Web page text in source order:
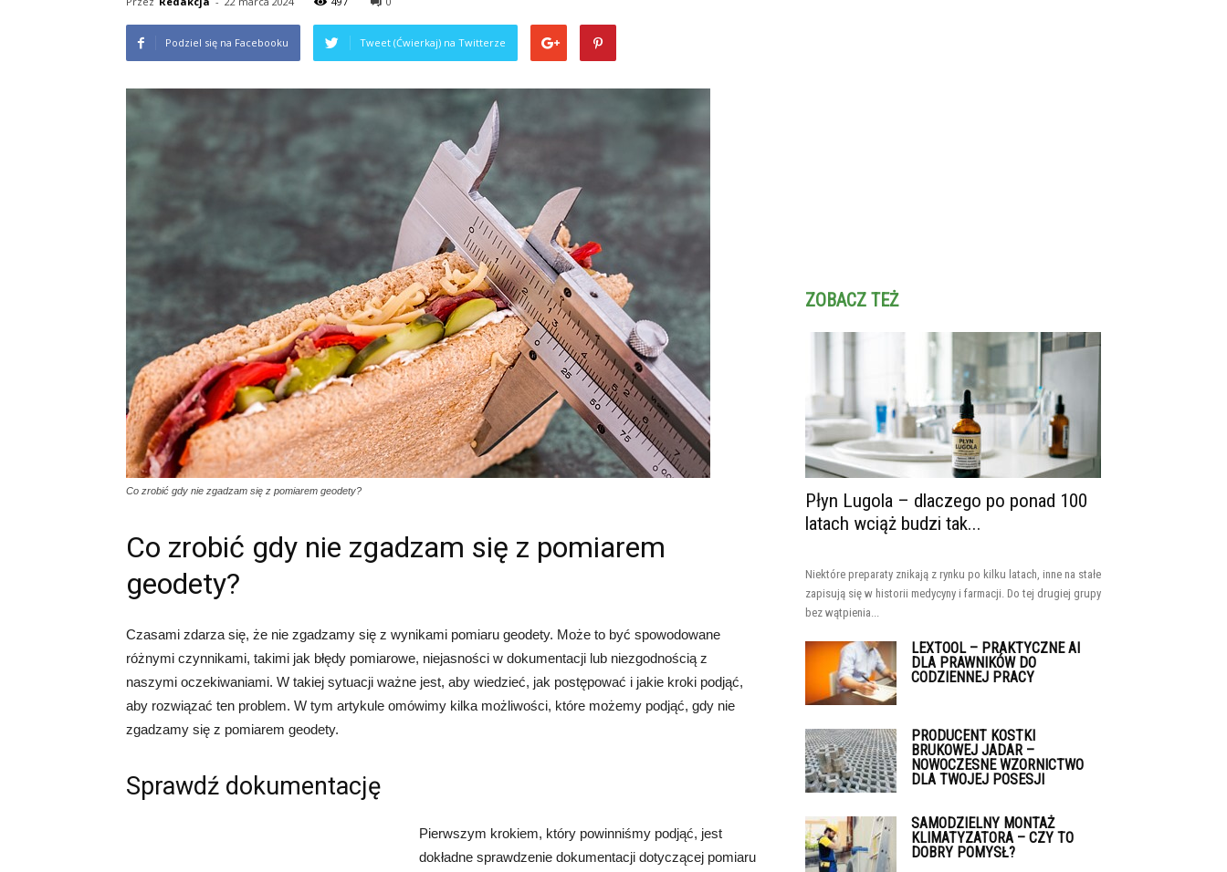
Podziel się na Facebooku Tweet (Ćwierkaj) na Twitterze
Co zrobić gdy nie zgadzam się z pomiarem geodety?
Co zrobić gdy nie zgadzam się z pomiarem
geodety?
Czasami zdarza się, że nie zgadzamy się z wynikami pomiaru geodety. Może to być spowodowane
różnymi czynnikami, takimi jak błędy pomiarowe, niejasności w dokumentacji lub niezgodnością z
naszymi oczekiwaniami. W takiej sytuacji ważne jest, aby wiedzieć, jak postępować i jakie kroki podjąć,
aby rozwiązać ten problem. W tym artykule omówimy kilka możliwości, które możemy podjąć, gdy nie
zgadzamy się z pomiarem geodety.
Sprawdź dokumentację
Pierwszym krokiem, który powinniśmy podjąć, jest
dokładne sprawdzenie dokumentacji dotyczącej pomiaru
ZOBACZ TEŻ
Płyn Lugola – dlaczego po ponad 100
latach wciąż budzi tak...
Niektóre preparaty znikają z rynku po kilku latach, inne na stałe
zapisują się w historii medycyny i farmacji. Do tej drugiej grupy
bez wątpienia...
LEXTOOL – PRAKTYCZNE AI
DLA PRAWNIKÓW DO
CODZIENNEJ PRACY
PRODUCENT KOSTKI
BRUKOWEJ JADAR –
NOWOCZESNE WZORNICTWO
DLA TWOJEJ POSESJI
SAMODZIELNY MONTAŻ
KLIMATYZATORA – CZY TO
DOBRY POMYSŁ?